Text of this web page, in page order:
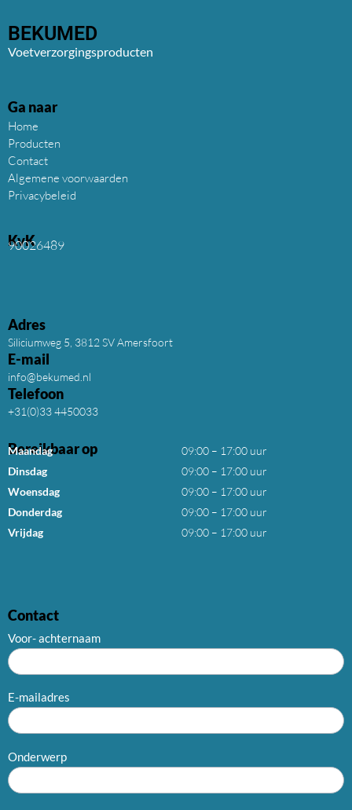
BEKUMED
Voetverzorgingsproducten
Ga naar
Home
Producten
Contact
Algemene voorwaarden
Privacybeleid
KvK
90026489
Adres
Siliciumweg 5, 3812 SV Amersfoort
E-mail
info@bekumed.nl
Telefoon
+31(0)33 4450033
Bereikbaar op
Maandag
Dinsdag
Woensdag
Donderdag
Vrijdag
09:00 – 17:00 uur
09:00 – 17:00 uur
09:00 – 17:00 uur
09:00 – 17:00 uur
09:00 – 17:00 uur
Contact
Voor- achternaam
E-mailadres
Onderwerp